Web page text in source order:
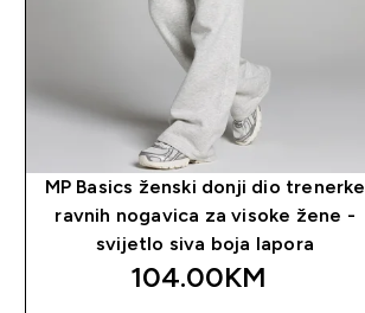
MP Basics ženski donji dio trenerke
ravnih nogavica za visoke žene -
svijetlo siva boja lapora
104.00KM‎